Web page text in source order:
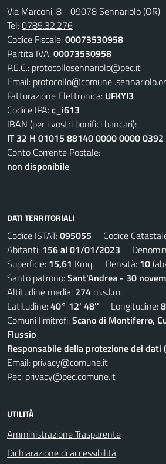
Via Marconi, 8 - 09078 Sennariolo (OR)
Tel:0785.32.276
Codice Fiscale:00073530958
Partita IVA:00073530958
P.E.C.: protocollosennariolo@pec.it
Email: protocollo@comune
Fatturazione Elettronica: UFKYI3
Codice IPA:c_i613
IBAN (per i vostri bonifici bancari):
IT 32 H 01015 88140 0000 0000 0392
Conto Corrente Postale:
non disponibile
DATI TERRITORIALI
Codice ISTAT:095055 Codice
Abitanti: 156 al 01/01/2023
Superficie: 15,61 Kmq. Densità: 10
Santo patrono:Sant'Andrea - 30
Altitudine media: 274 m.s.l.m.
Latitudine:40° 12' 48'' Longitudine:
Comuni limitrofi:Scano di Montiferro,
Flussio
Responsabile della protezione dei dati
Email: privacy@comune.it
Pec: privacy@pec.comune.it
UTILITÀ
Amministrazione Trasparente
Dichiarazione di accessibilità